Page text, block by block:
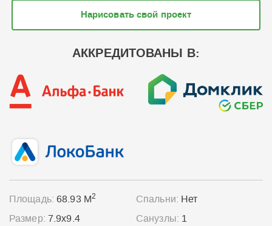
Нарисовать свой проект
АККРЕДИТОВАНЫ В:
Площадь:68.93 М2
Размер: 7.9x9.4
Спальни: Нет
Санузлы: 1